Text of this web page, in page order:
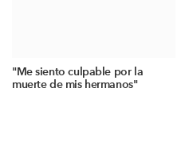
"Me siento culpable por la
muerte de mis hermanos"